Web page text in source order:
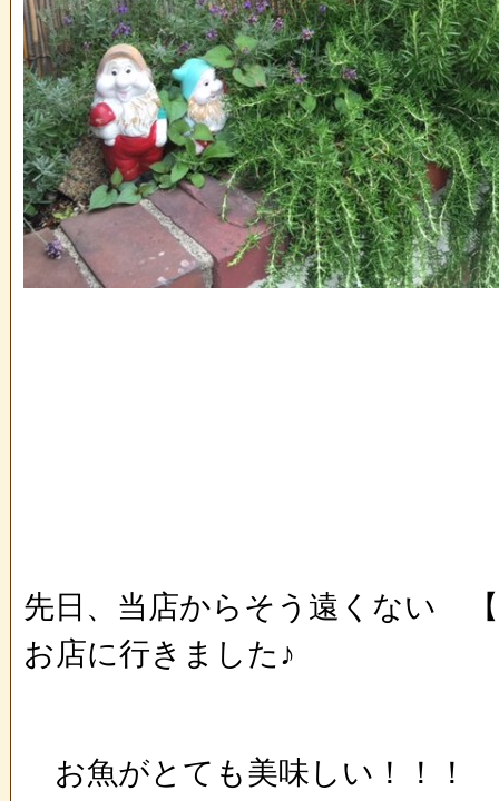
先日、当店からそう遠くない
お店に行きました♪
お魚がとても美味しい！！！